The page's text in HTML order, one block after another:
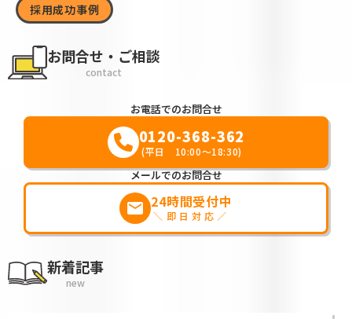
採用成功事例
お問合せ・ご相談
contact
お電話でのお問合せ
0120-368-362
(平日 10:00～18:30)
メールでのお問合せ
markunread 24時間受付中
＼即日対応／
新着記事
new